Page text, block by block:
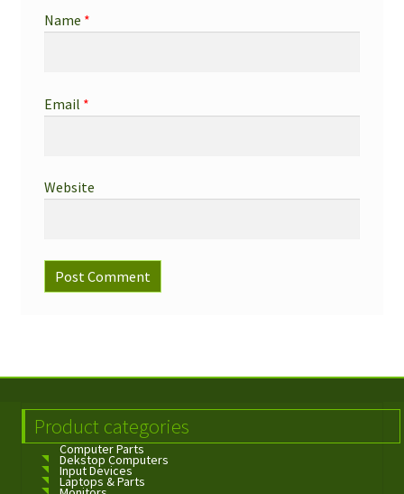
Name *
Email *
Website
Product categories
Computer Parts
Dekstop Computers
Input Devices
Laptops & Parts